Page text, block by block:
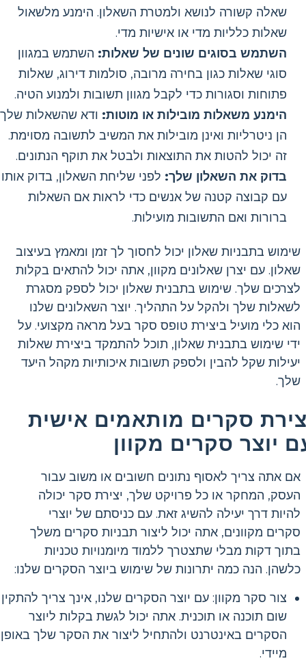
שאלה קשורה לנושא ולמטרת השאלון. הימנע מלשאול
שאלות כלליות מדי או אישיות מדי.
השתמש בסוגים שונים של שאלות: השתמש במגוון
סוגי שאלות כגון בחירה מרובה, סולמות דירוג, שאלות
פתוחות וסגורות כדי לקבל מגוון תשובות ולמנוע הטיה.
הימנע משאלות מובילות או מוטות: ודא שהשאלות שלך
הן ניטרליות ואינן מובילות את המשיב לתשובה מסוימת.
זה יכול להטות את התוצאות ולבטל את תוקף הנתונים.
בדוק את השאלון שלך: לפני שליחת השאלון, בדוק אותו
עם קבוצה קטנה של אנשים כדי לראות אם השאלות
ברורות ואם התשובות מועילות.
שימוש בתבניות שאלון יכול לחסוך לך זמן ומאמץ בעיצוב
שאלון. עם יצרן שאלונים מקוון, אתה יכול להתאים בקלות
לצרכים שלך. שימוש בתבנית שאלון יכול לספק מסגרת
לשאלות שלך ולהקל על התהליך. יוצר השאלונים שלנו
הוא כלי מועיל ביצירת טופס סקר בעל מראה מקצועי. על
ידי שימוש בתבנית שאלון, תוכל להתמקד ביצירת שאלות
יעילות שקל להבין ולספק תשובות איכותיות מקהל היעד
שלך.
סקרים מותאמים אישית
יוצר סקרים מקוון
אם אתה צריך לאסוף נתונים חשובים או משוב עבור
העסק, המחקר או כל פרויקט שלך, יצירת סקר יכולה
להיות דרך יעילה להשיג זאת. עם כניסתם של יוצרי
סקרים מקוונים, אתה יכול ליצור תבניות סקרים משלך
בתוך דקות מבלי שתצטרך ללמוד מיומנויות טכניות
כלשהן. הנה כמה יתרונות של שימוש ביוצר הסקרים שלנו:
צור סקר מקוון: עם יוצר הסקרים שלנו, אינך צריך להתקין
שום תוכנה או תוכנית. אתה יכול לגשת בקלות ליוצר
הסקרים באינטרנט ולהתחיל ליצור את הסקר שלך באופן
מיידי.